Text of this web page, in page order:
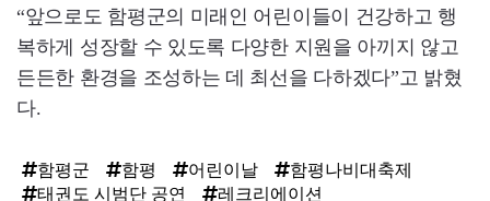
“앞으로도 함평군의 미래인 어린이들이 건강하고 행
복하게 성장할 수 있도록 다양한 지원을 아끼지 않고
든든한 환경을 조성하는 데 최선을 다하겠다”고 밝혔
다.
함평군 함평 어린이날
함평나비대축제
태권도 시범단 공연
레크리에이션